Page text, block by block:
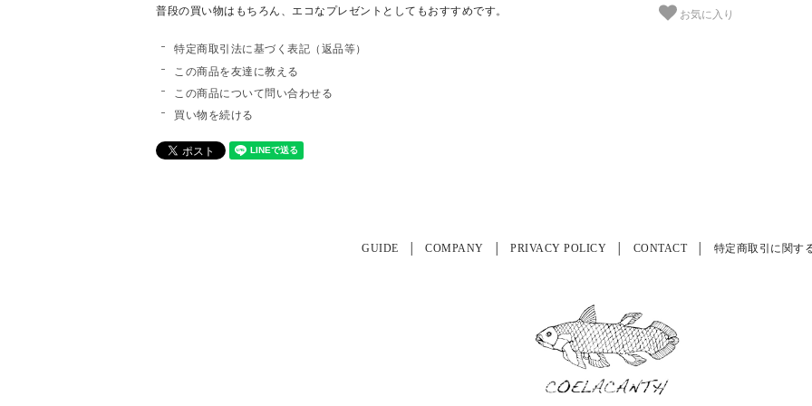
お気に入り
普段の買い物はもちろん、エコなプレゼントとしてもおすすめです。
特定商取引法に基づく表記（返品等）
この商品を友達に教える
この商品について問い合わせる
買い物を続ける
GUIDE COMPANY PRIVACY POLICY CONTACT 特定商取引に関す